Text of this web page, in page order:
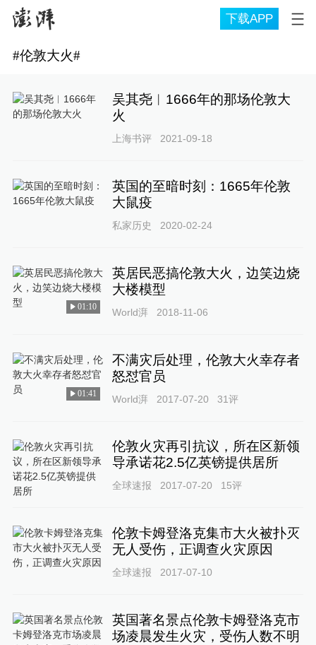
下载APP
#伦敦大火#
吴其尧︱1666年的那场伦敦大
火
上海书评 2021-09-18
英国的至暗时刻：1665年伦敦
大鼠疫
私家历史 2020-02-24
01:10
英居民恶搞伦敦大火，边笑边烧
大楼模型
World湃 2018-11-06
01:41
不满灾后处理，伦敦大火幸存者
怒怼官员
World湃 2017-07-20 31评
伦敦火灾再引抗议，所在区新领
导承诺花2.5亿英镑提供居所
全球速报 2017-07-20 15评
伦敦卡姆登洛克集市大火被扑灭
无人受伤，正调查火灾原因
全球速报 2017-07-10
英国著名景点伦敦卡姆登洛克市
场凌晨发生火灾，受伤人数不明